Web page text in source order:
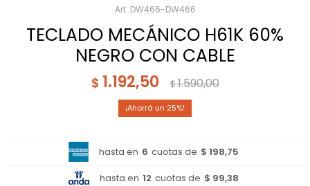
DW466-DW466
TECLADO MECÁNICO H61K 60%
NEGRO CON CABLE
$ 1.192,50 $1.590,00
25
hasta en 6 cuotas de $ 198,75
hasta en 12 cuotas de $ 99,38